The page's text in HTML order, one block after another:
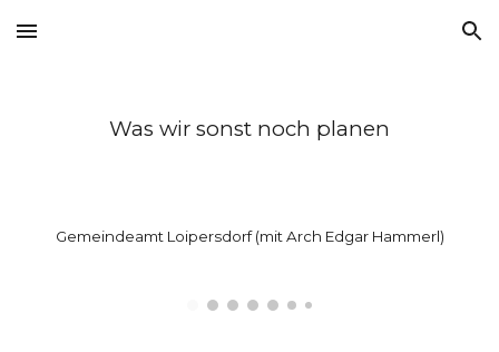
Skip to main content Skip to navigation
Was wir sonst noch planen
Gemeindeamt Loipersdorf (mit Arch Edgar Hammerl)